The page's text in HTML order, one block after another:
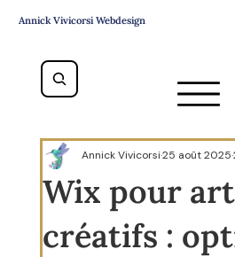
Annick Vivicorsi Webdesign
Wix pour
créatifs :
Annick Vivicorsi25 août 2025